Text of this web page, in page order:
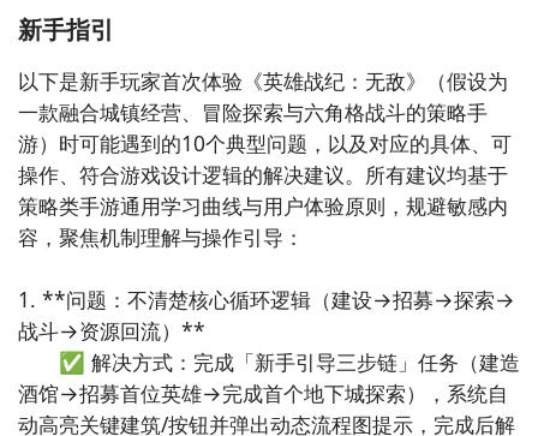
通过上面的游戏介绍和图片，可能大家对英雄战纪：无
敌有大致的了解了，不过这么游戏要怎么样才能抢先体
验到呢？不用担心，目前九游客户端已经开通了测试提
醒了，通过在九游APP中搜索“英雄战纪：无敌”，点击
右边的【订阅】或者是【开测提醒】，订阅游戏就不会
错过最先的下载机会了咯！
九游APP
玩新游 上九游
新手指引
以下是新手玩家首次体验《英雄战纪：无敌》（假设为
一款融合城镇经营、冒险探索与六角格战斗的策略手
游）时可能遇到的10个典型问题，以及对应的具体、可
操作、符合游戏设计逻辑的解决建议。所有建议均基于
策略类手游通用学习曲线与用户体验原则，规避敏感内
容，聚焦机制理解与操作引导：
1. **问题：不清楚核心循环逻辑（建设→招募→探索→
战斗→资源回流）**
✅ 解决方式：完成「新手引导三步链」任务（建造
酒馆→招募首位英雄→完成首个地下城探索），系统自
动高亮关键建筑/按钮并弹出动态流程图提示，完成后解